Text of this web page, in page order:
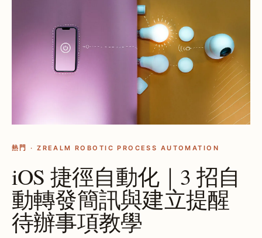
熱門 · ZREALM ROBOTIC PROCESS AUTOMATION
iOS 捷徑自動化｜3 招自
動轉發簡訊與建立提醒
待辦事項教學